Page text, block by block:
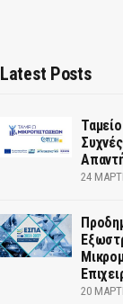
Latest Posts
24
20